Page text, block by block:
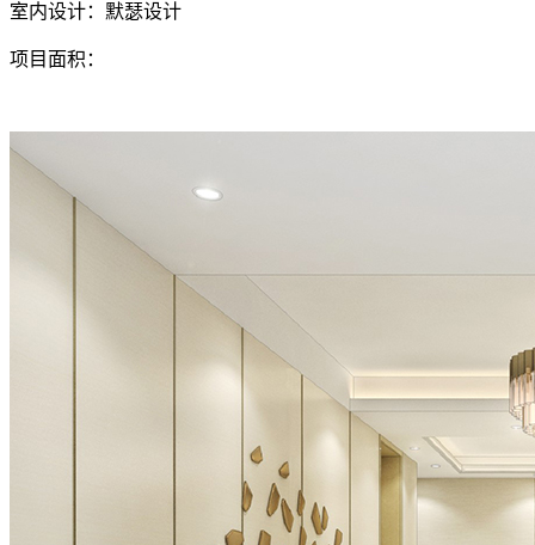
室内设计：默瑟设计
项目面积：